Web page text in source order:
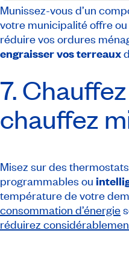
Munissez-vous d’un
votre municipalité offre
réduire vos ordures
engraisser vos terreaux
7.
chauffez
Misez sur des
programmables ou
température de votre
consommation d’énergie
réduirez